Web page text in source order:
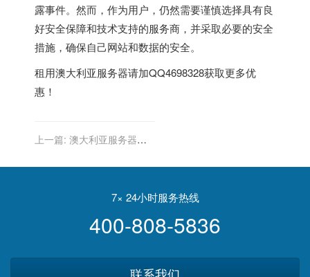
露事件。然而，作为用户，仍然需要谨慎选择具有良
好安全保障和技术支持的服务商，并采取必要的安全
措施，确保自己网站和数据的安全。
租用澳大利亚服务器请加QQ4698328获取更多优
惠！
上一篇: 澳大利亚服务器在
7× 24小时服务热线
400-808-5836
联系我们